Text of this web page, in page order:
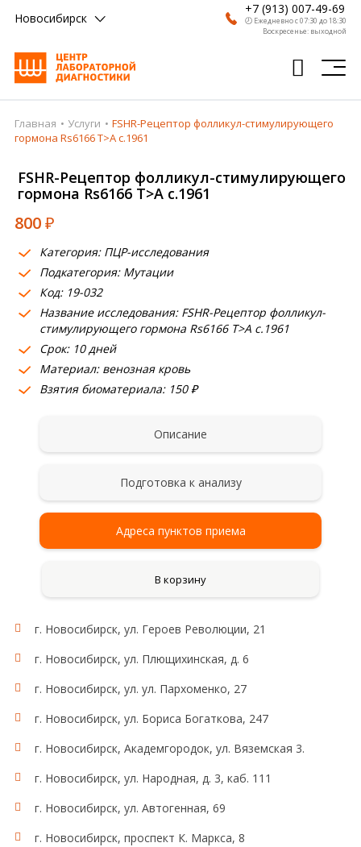
Новосибирск
+7 (913) 007-49-69
🕗 Ежедневно с 07:30 до 18:30
Воскресенье: выходной
Главная
Врачи
Получить результат
Пациентам
О компании
Где сдать
Партнерам
Главная Услуги
FSHR-Рецептор фолликул-стимулирующего
гормона Rs6166 Т>A c.1961
FSHR-Рецептор фолликул-стимулирующего
гормона Rs6166 Т>A c.1961
800₽
Категория: ПЦР-исследования
Подкатегория: Мутации
Код: 19-032
Название исследования: FSHR-Рецептор фолликул-
стимулирующего гормона Rs6166 Т>A c.1961
Срок: 10 дней
Материал: венозная кровь
Взятия биоматериала: 150 ₽
Описание
Подготовка к анализу
Адреса пунктов приема
В корзину
г. Новосибирск, ул. Героев Революции, 21
г. Новосибирск, ул. Плющихинская, д. 6
г. Новосибирск, ул. ул. Пархоменко, 27
г. Новосибирск, ул. Бориса Богаткова, 247
г. Новосибирск, Академгородок, ул. Вяземская 3.
г. Новосибирск, ул. Народная, д. 3, каб. 111
г. Новосибирск, ул. Автогенная, 69
г. Новосибирск, проспект К. Маркса, 8